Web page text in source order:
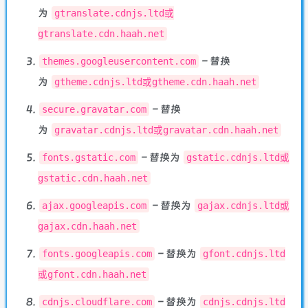
为
gtranslate.cdnjs.ltd或
gtranslate.cdn.haah.net
themes.googleusercontent.com – 替换
为
gtheme.cdnjs.ltd或gtheme.cdn.haah.net
secure.gravatar.com – 替换
为
gravatar.cdnjs.ltd或gravatar.cdn.haah.net
fonts.gstatic.com – 替换为
gstatic.cdnjs.ltd或
gstatic.cdn.haah.net
ajax.googleapis.com – 替换为
gajax.cdnjs.ltd或
gajax.cdn.haah.net
fonts.googleapis.com – 替换为
gfont.cdnjs.ltd
或gfont.cdn.haah.net
cdnjs.cloudflare.com – 替换为 cdnjs.cdnjs.ltd